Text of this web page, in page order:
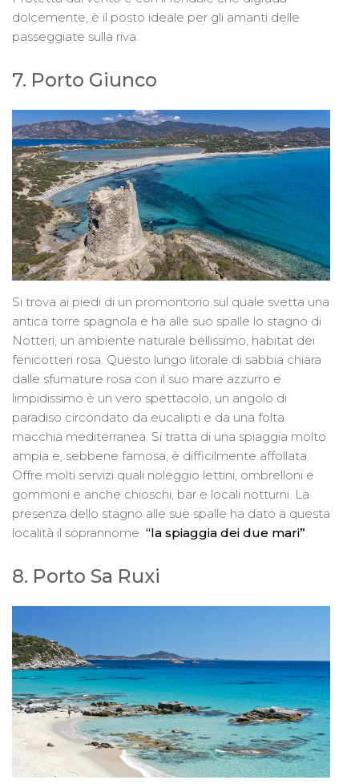
dolcemente, è il posto ideale per gli amanti delle
passeggiate sulla riva.
7. Porto Giunco
Si trova ai piedi di un promontorio sul quale svetta una
antica torre spagnola e ha alle suo spalle lo stagno di
Notteri, un ambiente naturale bellissimo, habitat dei
fenicotteri rosa. Questo lungo litorale di sabbia chiara
dalle sfumature rosa con il suo mare azzurro e
limpidissimo è un vero spettacolo, un angolo di
paradiso circondato da eucalipti e da una folta
macchia mediterranea. Si tratta di una spiaggia molto
ampia e, sebbene famosa, è difficilmente affollata.
Offre molti servizi quali noleggio lettini, ombrelloni e
gommoni e anche chioschi, bar e locali notturni. La
presenza dello stagno alle sue spalle ha dato a questa
località il soprannome “la spiaggia dei due mari”.
8. Porto Sa Ruxi